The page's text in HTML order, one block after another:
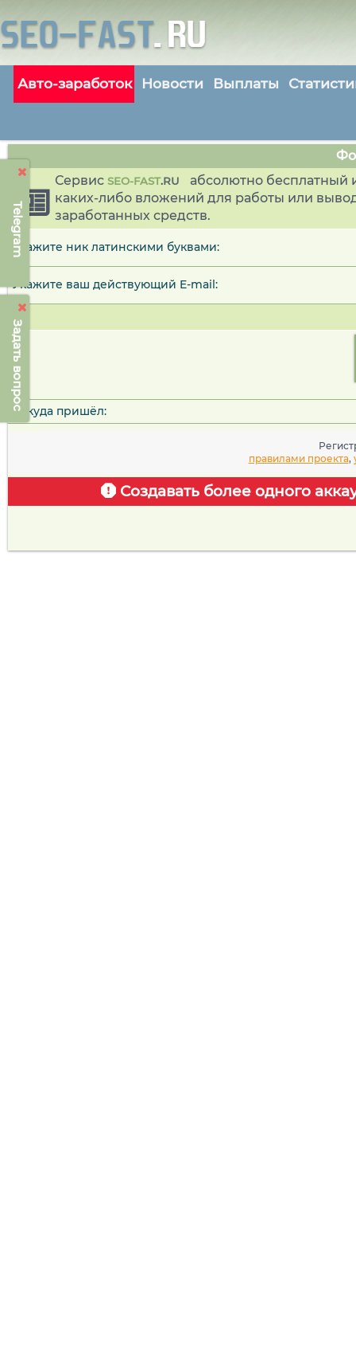
Telegram
Задать вопрос
Авто-заработок Новости Выплаты
Сервис SEO-FAST.RU
абсолютно бесплатный
каких-либо вложений для работы или
заработанных средств.
Укажите ник латинскими буквами:
Укажите ваш действующий E-mail:
Откуда пришёл:
правилами проекта,
Создавать более одного